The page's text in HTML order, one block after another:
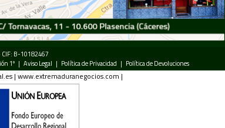
CIF: B-10182467
1º | Aviso Legal | Política de Privacidad | Política de Devoluciones
| www.extremaduranegocios.com |